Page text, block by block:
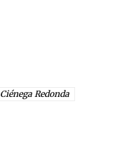
Ciénega Redonda